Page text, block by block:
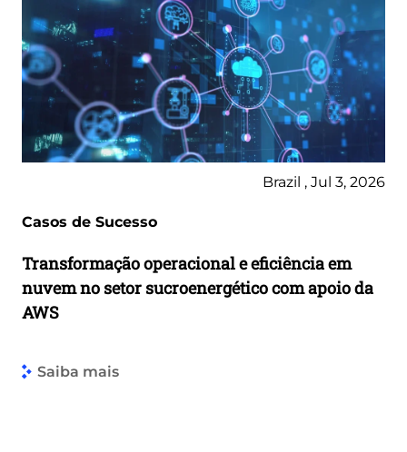
Brazil , Jul 3, 2026
Casos de Sucesso
Transformação operacional e eficiência em
nuvem no setor sucroenergético com apoio da
AWS
Saiba mais